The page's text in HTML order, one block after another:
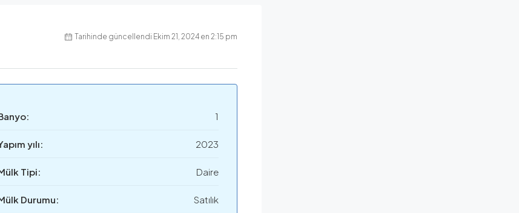
Tarihinde güncellendi Ekim 21, 2024 en 2:15 pm
1
yılı: 2023
Tipi: Daire
Durumu: Satılık